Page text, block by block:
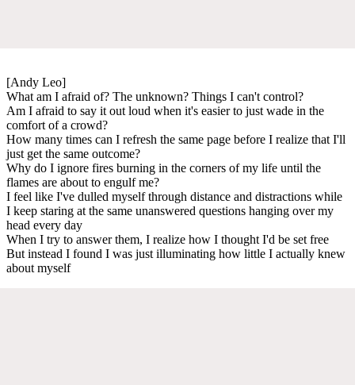
[Andy Leo]
What am I afraid of? The unknown? Things I can't control?
Am I afraid to say it out loud when it's easier to just wade in the
comfort of a crowd?
How many times can I refresh the same page before I realize that I'll
just get the same outcome?
Why do I ignore fires burning in the corners of my life until the
flames are about to engulf me?
I feel like I've dulled myself through distance and distractions while
I keep staring at the same unanswered questions hanging over my
head every day
When I try to answer them, I realize how I thought I'd be set free
But instead I found I was just illuminating how little I actually knew
about myself